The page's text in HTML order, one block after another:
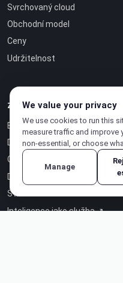
Svrchovaný cloud
Obchodní model
Ceny
Udržitelnost
ZDROJE
Blog
Dokumentace
Certifikace
Dokumentace API ↗
Stránka stavu ↗
Inteligence jako služba ↗
We value your privacy
We use cookies to run this
measure traffic and improve
non-essential, or choose
Manage